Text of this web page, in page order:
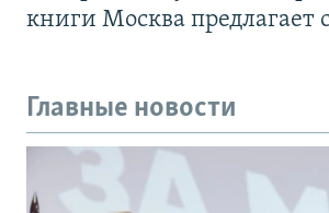
книги Москва предлагает
Главные новости